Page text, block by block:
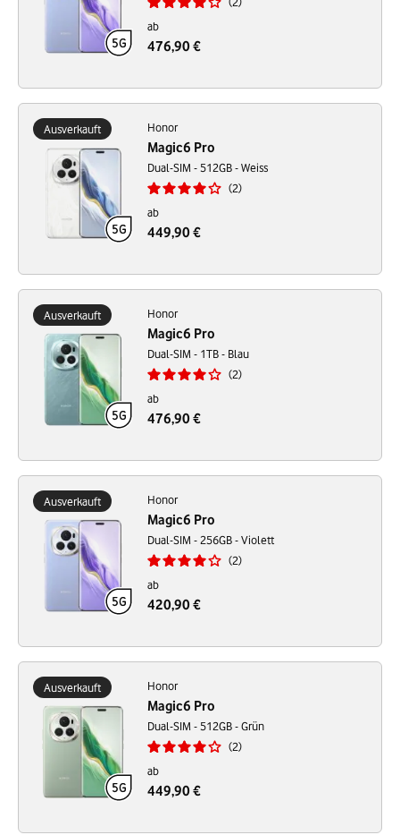
ab
476,90 €
Ausverkauft Honor
Magic6 Pro
Dual-SIM - 512GB - Weiss
2
ab
449,90 €
Ausverkauft Honor
Magic6 Pro
Dual-SIM - 1TB - Blau
2
ab
476,90 €
Ausverkauft Honor
Magic6 Pro
Dual-SIM - 256GB - Violett
2
ab
420,90 €
Ausverkauft Honor
Magic6 Pro
Dual-SIM - 512GB - Grün
2
ab
449,90 €